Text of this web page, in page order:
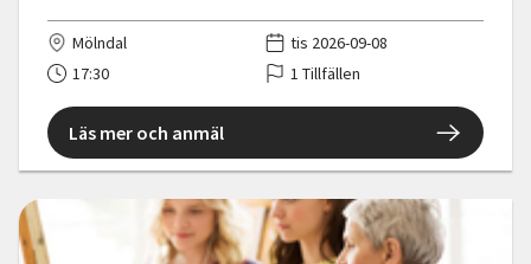
Mölndal
tis 2026-09-08
17:30
1 Tillfällen
Läs mer och anmäl